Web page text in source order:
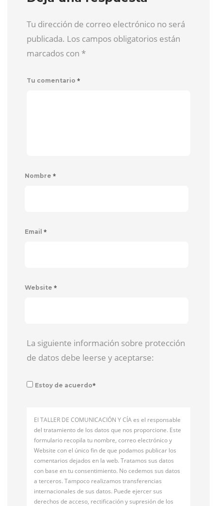
Tu dirección de correo electrónico no será
publicada. Los campos obligatorios están
marcados con *
Tu comentario *
Nombre *
Email *
Website *
La siguiente información sobre protección
de datos debe leerse y aceptarse:
Estoy de acuerdo*
El TALLER DE COMUNICACIÓN Y CÍA es el responsable
del tratamiento de los datos que nos proporcione. Este
formulario recopila tu nombre, correo electrónico y
Website con el único fin de que podamos publicar los
comentarios dejados en la web. Tratamos sus datos
con base en tu consentimiento. No cedemos sus datos
a terceros. Tampoco realizamos transferencias
internacionales de sus datos. Puede ejercer sus
derechos de acceso, rectificación y supresión de los